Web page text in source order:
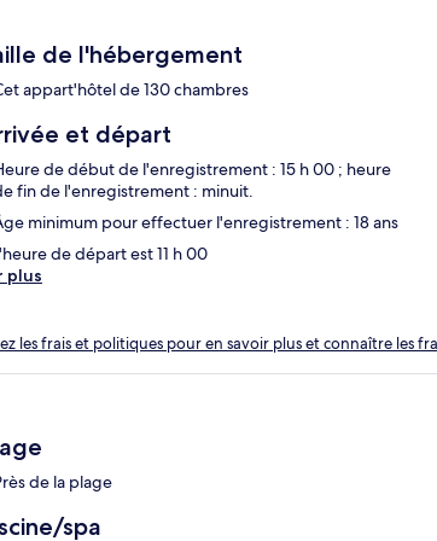
de l'hébergement
appart'hôtel de 130 chambres
et départ
de début de l'enregistrement : 15 h 00 ; heure
fin de l'enregistrement : minuit.
minimum pour effectuer l'enregistrement : 18 ans
de départ est 11 h 00
plus
les frais et politiques pour en savoir plus et connaître les
de la plage
spa